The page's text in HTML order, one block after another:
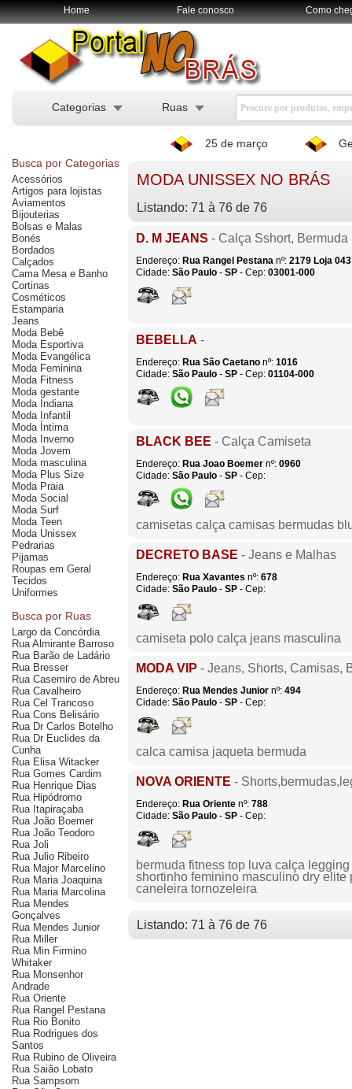
Home Fale conosco Como
Categorias Ruas
25 de março
Busca por Categorias
Acessórios
Artigos para lojistas
Aviamentos
Bijouterias
Bolsas e Malas
Bonés
Bordados
Calçados
Cama Mesa e Banho
Cortinas
Cosméticos
Estamparia
Jeans
Moda Bebê
Moda Esportiva
Moda Evangélica
Moda Feminina
Moda Fitness
Moda gestante
Moda Indiana
Moda Infantil
Moda Íntima
Moda Inverno
Moda Jovem
Moda masculina
Moda Plus Size
Moda Praia
Moda Social
Moda Surf
Moda Teen
Moda Unissex
Pedrarias
Pijamas
Roupas em Geral
Tecidos
Uniformes
Busca por Ruas
Largo da Concórdia
Rua Almirante Barroso
Rua Barão de Ladário
Rua Bresser
Rua Casemiro de Abreu
Rua Cavalheiro
Rua Cel Trancoso
Rua Cons Belisário
Rua Dr Carlos Botelho
Rua Dr Euclides da
Cunha
Rua Elisa Witacker
Rua Gomes Cardim
Rua Henrique Dias
Rua Hipódromo
Rua Itapiraçaba
Rua João Boemer
Rua João Teodoro
Rua Joli
Rua Julio Ribeiro
Rua Major Marcelino
Rua Maria Joaquina
Rua Maria Marcolina
Rua Mendes
Gonçalves
Rua Mendes Junior
Rua Miller
Rua Min Firmino
Whitaker
Rua Monsenhor
Andrade
Rua Oriente
Rua Rangel Pestana
Rua Rio Bonito
Rua Rodrigues dos
Santos
Rua Rubino de Oliveira
Rua Saião Lobato
Rua Sampsom
MODA UNISSEX NO BRÁS
Listando: 71 à 76 de 76
D. M JEANS - Calça Sshort, Bermuda
Endereço: Rua Rangel Pestana nº: 2179 Loja 043
Cidade: São Paulo - SP - Cep: 03001-000
BEBELLA -
Endereço: Rua São Caetano nº: 1016
Cidade: São Paulo - SP - Cep: 01104-000
BLACK BEE - Calça Camiseta
Endereço: Rua Joao Boemer nº: 0960
Cidade: São Paulo - SP - Cep:
camisetas calça camisas bermudas
DECRETO BASE - Jeans e Malhas
Endereço: Rua Xavantes nº: 678
Cidade: São Paulo - SP - Cep:
camiseta polo calça jeans masculina
MODA VIP - Jeans, Shorts, Camisas,
Endereço: Rua Mendes Junior nº: 494
Cidade: São Paulo - SP - Cep:
calca camisa jaqueta bermuda
NOVA ORIENTE -
Endereço: Rua Oriente nº: 788
Cidade: São Paulo - SP - Cep:
bermuda fitness top luva calça
shortinho feminino masculino dry
caneleira tornozeleira
Listando: 71 à 76 de 76